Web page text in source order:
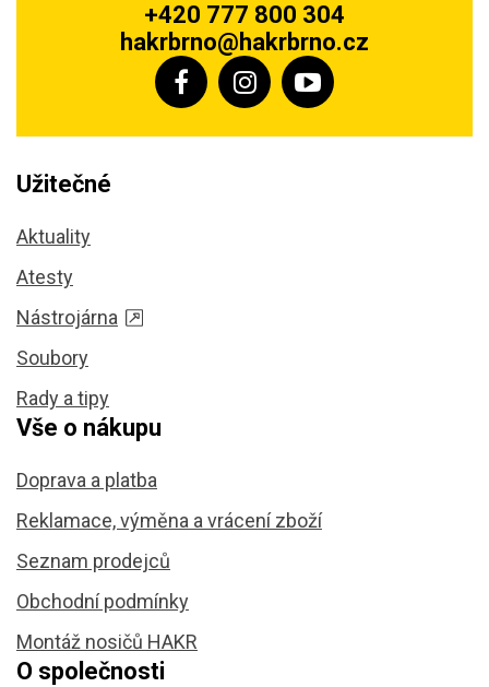
+420 777 800 304
hakrbrno@hakrbrno.cz
Užitečné
Aktuality
Atesty
Nástrojárna
Soubory
Rady a tipy
Vše o nákupu
Doprava a platba
Reklamace, výměna a vrácení zboží
Seznam prodejců
Obchodní podmínky
Montáž nosičů HAKR
O společnosti